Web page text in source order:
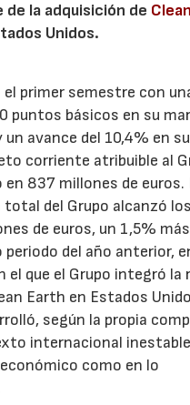
de la adquisición de Clean
Unidos.
el primer semestre con
puntos básicos en su
un avance del 10,4% en su
corriente atribuible al
en 837 millones de euros.
del Grupo alcanzó los
de euros, un 1,5%
periodo del año anterior,
el que el Grupo integró la
Earth en Estados
según la propia
internacional
como en lo